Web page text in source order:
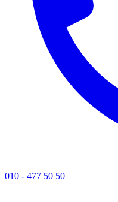
010 - 477 50 50